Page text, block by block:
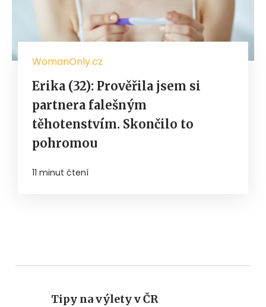
WomanOnly.cz
Erika (32): Prověřila jsem si
partnera falešným
těhotenstvím. Skončilo to
pohromou
11 minut čtení
Tipy na výlety v ČR